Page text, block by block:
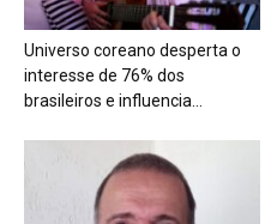
Universo coreano desperta o
interesse de 76% dos
brasileiros e influencia...